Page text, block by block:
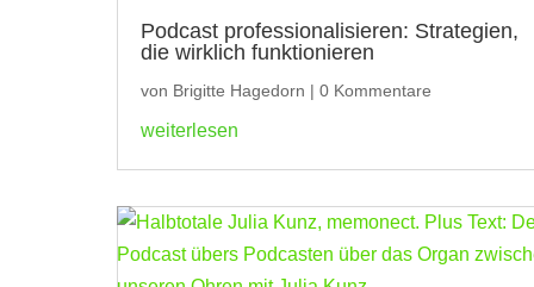
Podcast professionalisieren: Strategien,
die wirklich funktionieren
von Brigitte Hagedorn | 0 Kommentare
weiterlesen